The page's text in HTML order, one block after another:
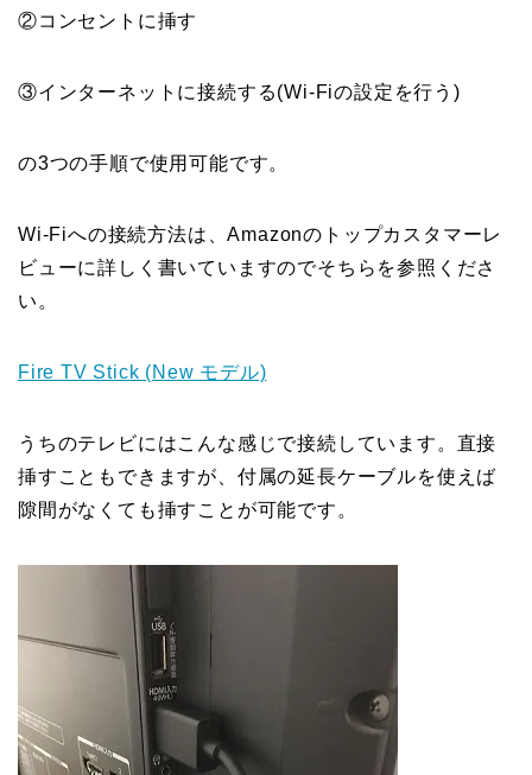
②コンセントに挿す
③インターネットに接続する(Wi-Fiの設定を行う)
の3つの手順で使用可能です。
Wi-Fiへの接続方法は、Amazonのトップカスタマーレ
ビューに詳しく書いていますのでそちらを参照くださ
い。
Fire TV Stick (New モデル)
うちのテレビにはこんな感じで接続しています。直接
挿すこともできますが、付属の延長ケーブルを使えば
隙間がなくても挿すことが可能です。